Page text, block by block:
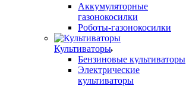
Аккумуляторные
газонокосилки
Роботы-газонокосилки
Культиваторы
Бензиновые культиваторы
Электрические
культиваторы